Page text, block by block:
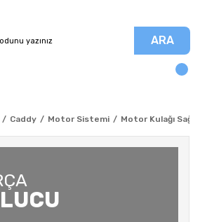
ARA
Caddy Motor Sistemi Motor Kulağı Sağ